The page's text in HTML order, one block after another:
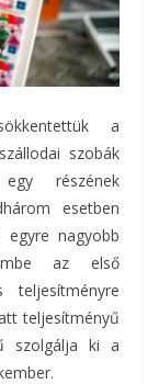
a
szobák
részének
esetben
nagyobb
az első
teljesítményre
teljesítményű
szolgálja ki a